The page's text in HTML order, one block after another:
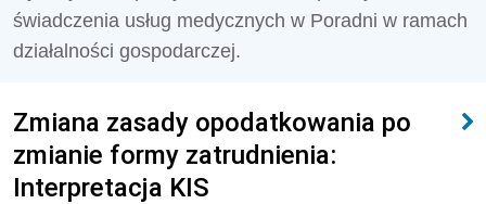
świadczenia usług medycznych w Poradni w ramach
działalności gospodarczej.
Zmiana zasady opodatkowania po
zmianie formy zatrudnienia:
Interpretacja KIS